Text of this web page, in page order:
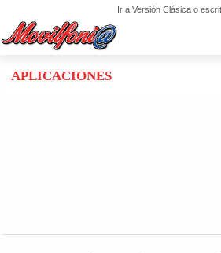
Ir a Versión Clásica o
APLICACIONES